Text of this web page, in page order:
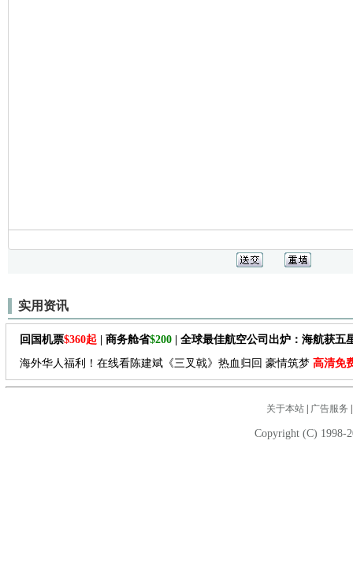
实用资讯
回国机票$360起 | 商务舱省$200 | 全球最佳航空公司出炉：海航获五
海外华人福利！在线看陈建斌《三叉戟》热血归回 豪情筑梦 高清免
关于本站| 广告服务
Copyright (C) 1998-